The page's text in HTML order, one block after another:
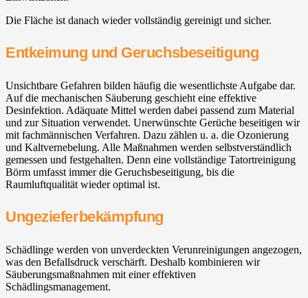
Die Fläche ist danach wieder vollständig gereinigt und sicher.
Entkeimung und Geruchsbeseitigung
Unsichtbare Gefahren bilden häufig die wesentlichste Aufgabe dar.
Auf die mechanischen Säuberung geschieht eine effektive
Desinfektion. Adäquate Mittel werden dabei passend zum Material
und zur Situation verwendet. Unerwünschte Gerüche beseitigen wir
mit fachmännischen Verfahren. Dazu zählen u. a. die Ozonierung
und Kaltvernebelung. Alle Maßnahmen werden selbstverständlich
gemessen und festgehalten. Denn eine vollständige Tatortreinigung
Börm umfasst immer die Geruchsbeseitigung, bis die
Raumluftqualität wieder optimal ist.
Ungezieferbekämpfung
Schädlinge werden von unverdeckten Verunreinigungen angezogen,
was den Befallsdruck verschärft. Deshalb kombinieren wir
Säuberungsmaßnahmen mit einer effektiven
Schädlingsmanagement.